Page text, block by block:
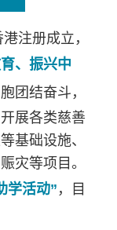
注册成立，
、振兴中
团结奋斗，
展各类慈善
基础设施、
灾等项目。
学活动”，目